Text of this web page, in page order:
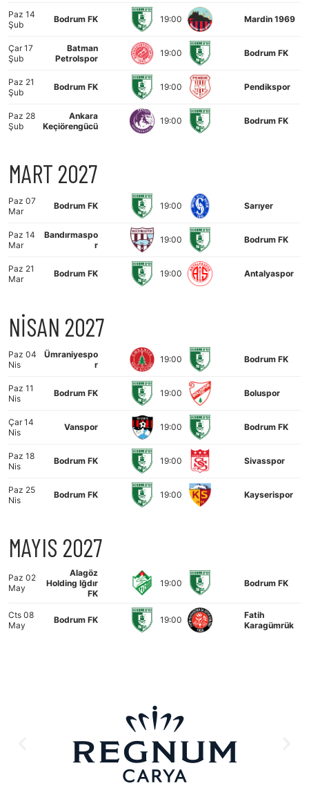
Paz 14
Şub
Bodrum FK 19:00 Mardin 1969
Çar 17
Şub
Batman
Petrolspor
19:00 Bodrum FK
Paz 21
Şub
Bodrum FK 19:00 Pendikspor
Paz 28
Şub
Ankara
Keçiörengücü
19:00 Bodrum FK
MART 2027
Paz 07
Mar
Bodrum FK 19:00 Sarıyer
Paz 14
Mar
Bandırmaspo
r
19:00 Bodrum FK
Paz 21
Mar
Bodrum FK 19:00 Antalyaspor
NİSAN 2027
Paz 04
Nis
Ümraniyespo
r
19:00 Bodrum FK
Paz 11
Nis
Bodrum FK 19:00 Boluspor
Çar 14
Nis
Vanspor 19:00 Bodrum FK
Paz 18
Nis
Bodrum FK 19:00 Sivasspor
Paz 25
Nis
Bodrum FK 19:00 Kayserispor
MAYIS 2027
Paz 02
May
Alagöz
Holding Iğdır
FK
19:00 Bodrum FK
Cts 08
May
Bodrum FK 19:00
Fatih
Karagümrük